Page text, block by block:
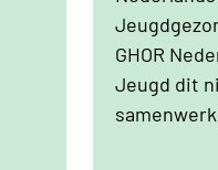
GHOR
Jeugd dit